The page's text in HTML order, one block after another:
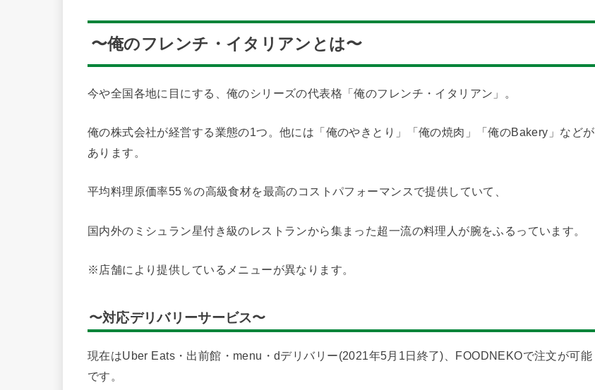
〜俺のフレンチ・イタリアンとは〜
今や全国各地に目にする、俺のシリーズの代表格「俺のフレンチ・イタリアン」。
俺の株式会社が経営する業態の1つ。他には「俺のやきとり」「俺の焼肉」「俺のBakery」などが
あります。
平均料理原価率55％の高級食材を最高のコストパフォーマンスで提供していて、
国内外のミシュラン星付き級のレストランから集まった超一流の料理人が腕をふるっています。
※店舗により提供しているメニューが異なります。
〜対応デリバリーサービス〜
現在はUber Eats・出前館・menu・dデリバリー(2021年5月1日終了)、FOODNEKOで注文が可能
です。